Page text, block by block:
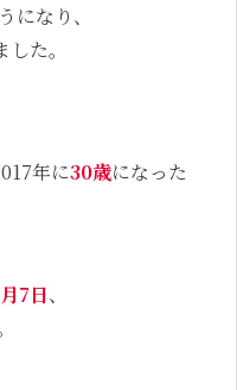
なり、
た。
年に30歳になった
7日、